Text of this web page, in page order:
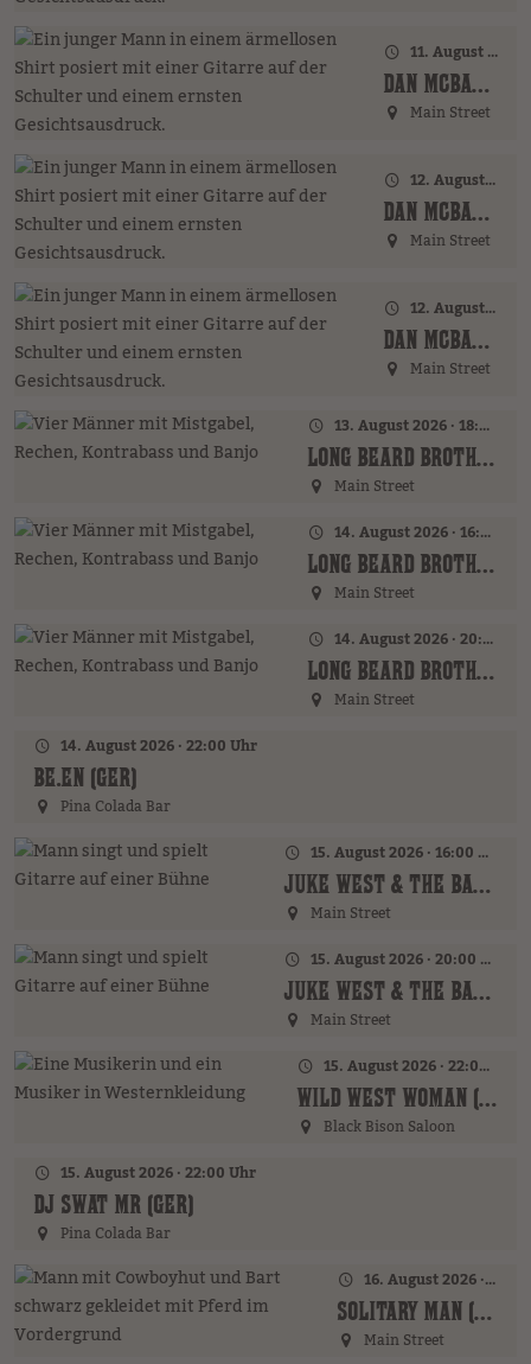
11. August 2026 · 20:00 Uhr
DAN MCBAKER (GER)
Main Street
12. August 2026 · 17:00 Uhr – 18:00 Uhr
DAN MCBAKER (GER)
Main Street
12. August 2026 · 20:00 Uhr
DAN MCBAKER (GER)
Main Street
13. August 2026 · 18:00 Uhr
LONG BEARD BROTHERS (AT)
Main Street
14. August 2026 · 16:00 Uhr – 18:00 Uhr
LONG BEARD BROTHERS (AT)
Main Street
14. August 2026 · 20:00 Uhr
LONG BEARD BROTHERS (AT)
Main Street
14. August 2026 · 22:00 Uhr
BE.EN (GER)
Pina Colada Bar
15. August 2026 · 16:00 Uhr – 18:00 Uhr
JUKE WEST & THE BAND (AT)
Main Street
15. August 2026 · 20:00 Uhr
JUKE WEST & THE BAND (AT)
Main Street
15. August 2026 · 22:00 Uhr
WILD WEST WOMAN (GER)
Black Bison Saloon
15. August 2026 · 22:00 Uhr
DJ SWAT MR (GER)
Pina Colada Bar
16. August 2026 · 16:00 Uhr – 17:00 Uhr
SOLITARY MAN (GER)
Main Street